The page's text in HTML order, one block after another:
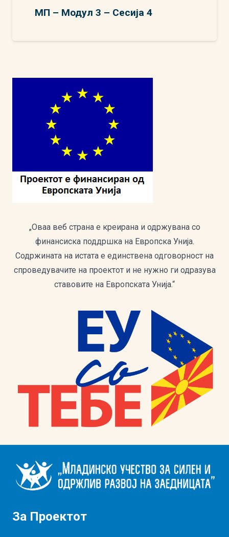
МП – Модул 3 – Сесија 4
„Оваа веб страна е креирана и одржувана со
финансиска поддршка на Европска Унија.
Содржината на истата е единствена одговорност на
спроведувачите на проектот и не нужно ги одразува
ставовите на Европската Унија.“
За Проектот